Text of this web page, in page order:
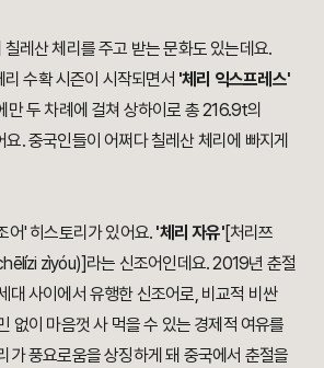
레산 체리를 주고 받는 문화도 있는데요.
수확 시즌이 시작되면서 '체리 익스프레스'
만 두 차례에 걸쳐 상하이로 총 216.9t의
. 중국인들이 어쩌다 칠레산 체리에 빠지게
어' 히스토리가 있어요. '체리 자유'[처리쯔
zìyóu)]라는 신조어인데요. 2019년 춘절
대 사이에서 유행한 신조어로, 비교적 비싼
없이 마음껏 사 먹을 수 있는 경제적 여유를
가 풍요로움을 상징하게 돼 중국에서 춘절을